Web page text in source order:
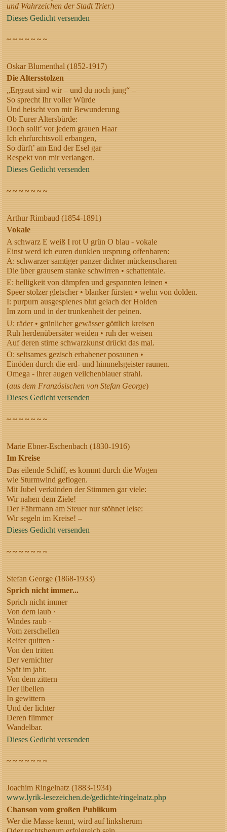
und Wahrzeichen der Stadt Trier.)
Dieses Gedicht versenden
~ ~ ~ ~ ~ ~ ~
Oskar Blumenthal (1852-1917)
Die Altersstolzen
„Ergraut sind wir – und du noch jung“ –
So sprecht Ihr voller Würde
Und heischt von mir Bewunderung
Ob Eurer Altersbürde:
Doch sollt’ vor jedem grauen Haar
Ich ehrfurchtsvoll erbangen,
So dürft’ am End der Esel gar
Respekt von mir verlangen.
Dieses Gedicht versenden
~ ~ ~ ~ ~ ~ ~
Arthur Rimbaud (1854-1891)
Vokale
A schwarz E weiß I rot U grün O blau - vokale
Einst werd ich euren dunklen ursprung offenbaren:
A: schwarzer samtiger panzer dichter mückenscharen
Die über grausem stanke schwirren • schattentale.
E: helligkeit von dämpfen und gespannten leinen •
Speer stolzer gletscher • blanker fürsten • wehn von dolden.
I: purpurn ausgespienes blut gelach der Holden
Im zorn und in der trunkenheit der peinen.
U: räder • grünlicher gewässer göttlich kreisen
Ruh herdenübersäter weiden • ruh der weisen
Auf deren stirne schwarzkunst drückt das mal.
O: seltsames gezisch erhabener posaunen •
Einöden durch die erd- und himmelsgeister raunen.
Omega - ihrer augen veilchenblauer strahl.
(aus dem Französischen von Stefan George)
Dieses Gedicht versenden
~ ~ ~ ~ ~ ~ ~
Marie Ebner-Eschenbach (1830-1916)
Im Kreise
Das eilende Schiff, es kommt durch die Wogen
wie Sturmwind geflogen.
Mit Jubel verkünden der Stimmen gar viele:
Wir nahen dem Ziele!
Der Fährmann am Steuer nur stöhnet leise:
Wir segeln im Kreise! –
Dieses Gedicht versenden
~ ~ ~ ~ ~ ~ ~
Stefan George (1868-1933)
Sprich nicht immer...
Sprich nicht immer
Von dem laub ·
Windes raub ·
Vom zerschellen
Reifer quitten ·
Von den tritten
Der vernichter
Spät im jahr.
Von dem zittern
Der libellen
In gewittern
Und der lichter
Deren flimmer
Wandelbar.
Dieses Gedicht versenden
~ ~ ~ ~ ~ ~ ~
Joachim Ringelnatz (1883-1934)
www.lyrik-lesezeichen.de/gedichte/ringelnatz.php
Chanson vom großen Publikum
Wer die Masse kennt, wird auf linksherum